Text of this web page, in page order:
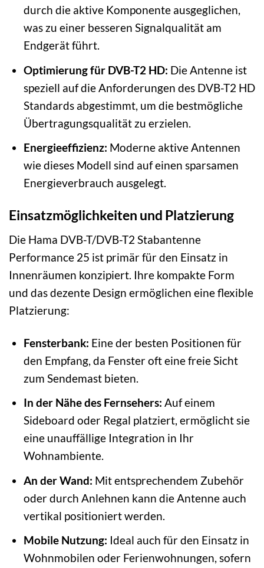
durch die aktive Komponente ausgeglichen,
was zu einer besseren Signalqualität am
Endgerät führt.
Optimierung für DVB-T2 HD: Die Antenne ist
speziell auf die Anforderungen des DVB-T2 HD
Standards abgestimmt, um die bestmögliche
Übertragungsqualität zu erzielen.
Energieeffizienz: Moderne aktive Antennen
wie dieses Modell sind auf einen sparsamen
Energieverbrauch ausgelegt.
Einsatzmöglichkeiten und Platzierung
Die Hama DVB-T/DVB-T2 Stabantenne
Performance 25 ist primär für den Einsatz in
Innenräumen konzipiert. Ihre kompakte Form
und das dezente Design ermöglichen eine flexible
Platzierung:
Fensterbank: Eine der besten Positionen für
den Empfang, da Fenster oft eine freie Sicht
zum Sendemast bieten.
In der Nähe des Fernsehers: Auf einem
Sideboard oder Regal platziert, ermöglicht sie
eine unauffällige Integration in Ihr
Wohnambiente.
An der Wand: Mit entsprechendem Zubehör
oder durch Anlehnen kann die Antenne auch
vertikal positioniert werden.
Mobile Nutzung: Ideal auch für den Einsatz in
Wohnmobilen oder Ferienwohnungen, sofern